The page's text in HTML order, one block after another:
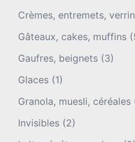
Crèmes, entremets,
Gâteaux, cakes, muffins
Gaufres, beignets (3)
Glaces (1)
Granola, muesli, céréales
Invisibles (2)